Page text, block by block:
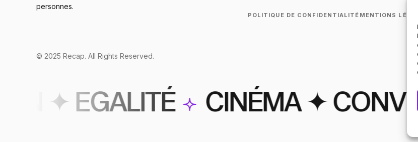
personnes.
POLITIQUE DE CONFIDENTIALITÉ MENTIONS
© 2025 Recap. All Rights Reserved.
✦ EGALITÉ CINÉMA ✦